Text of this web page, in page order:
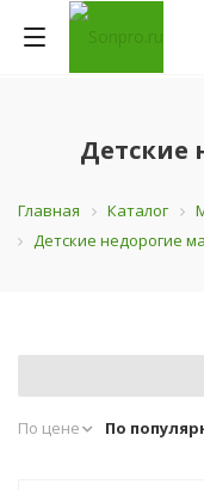
Детские
Главная Каталог
Детские недорогие
По цене По